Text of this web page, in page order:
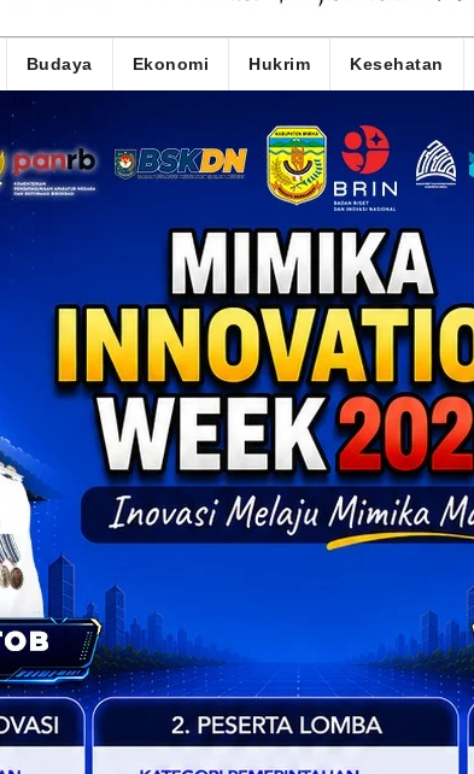
Budaya Ekonomi Hukrim Kesehatan